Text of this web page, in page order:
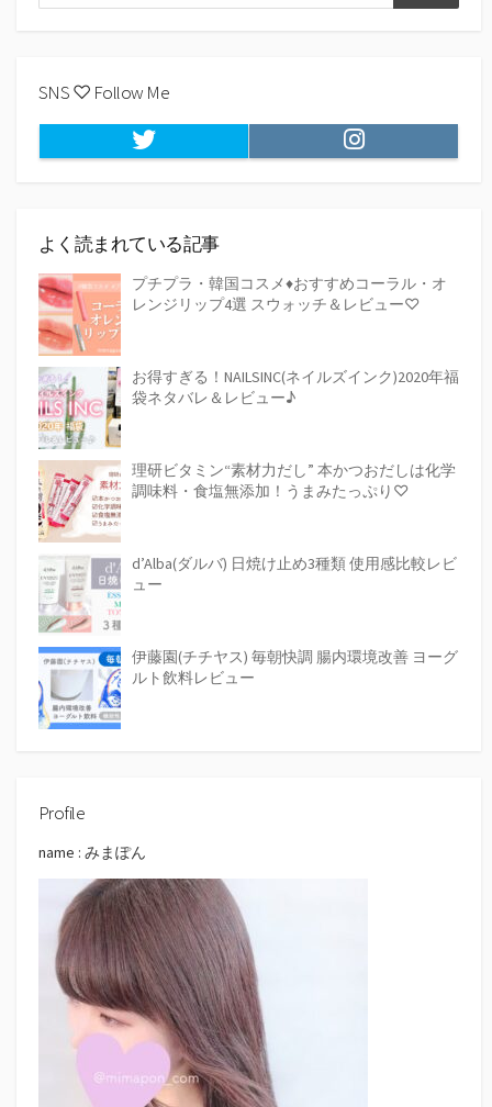
索
SNS ♡ Follow Me
Twitter Instagram
よく読まれている記事
プチプラ・韓国コスメ♦おすすめコーラル・オ
レンジリップ4選 スウォッチ＆レビュー♡
お得すぎる！NAILSINC(ネイルズインク)2020年福
袋ネタバレ＆レビュー♪
理研ビタミン“素材力だし” 本かつおだしは化学
調味料・食塩無添加！うまみたっぷり♡
d’Alba(ダルバ) 日焼け止め3種類 使用感比較レビ
ュー
伊藤園(チチヤス) 毎朝快調 腸内環境改善 ヨーグ
ルト飲料レビュー
Profile
name : みまぽん